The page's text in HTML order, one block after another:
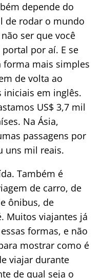
depende do
de rodar o mundo
ser que você
por aí. E se
forma mais simples
de volta ao
iniciais em inglês.
US$ 3,7 mil
Na Ásia,
passagens por
uns mil reais.
Também é
de carro, de
ônibus, de
Muitos viajantes já
formas, e não
mostrar como é
viajar durante
de qual seja o